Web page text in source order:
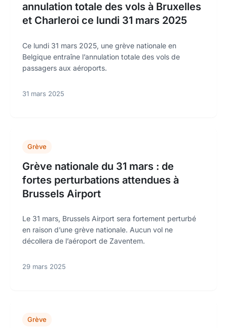
annulation totale des vols à Bruxelles
et Charleroi ce lundi 31 mars 2025
Ce lundi 31 mars 2025, une grève nationale en
Belgique entraîne l’annulation totale des vols de
passagers aux aéroports.
31 mars 2025
Grève
Grève nationale du 31 mars : de
fortes perturbations attendues à
Brussels Airport
Le 31 mars, Brussels Airport sera fortement perturbé
en raison d’une grève nationale. Aucun vol ne
décollera de l’aéroport de Zaventem.
29 mars 2025
Grève